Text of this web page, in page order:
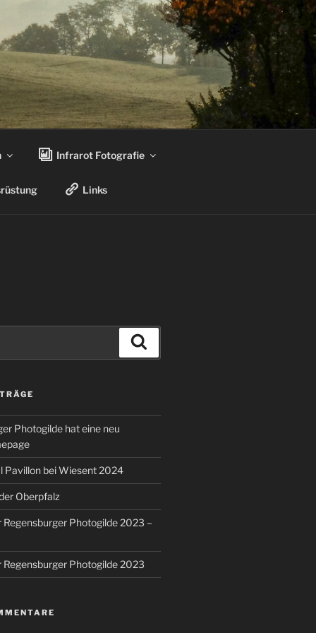
Infrarot Fotografie
Links
Photogilde hat eine neu
Pavillon bei Wiesent 2024
Oberpfalz
Regensburger Photogilde 2023 –
Regensburger Photogilde 2023